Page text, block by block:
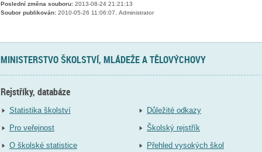
Poslední změna souboru:2013-08-24 21:21:13
Soubor publikován:2010-05-26 11:06:07, Administrator
MINISTERSTVO ŠKOLSTVÍ, MLÁDEŽE A TĚLOVÝCHOVY
Rejstříky, databáze
Statistika školství
Pro veřejnost
O školské statistice
Důležité odkazy
Školský rejstřík
Přehled vysokých škol